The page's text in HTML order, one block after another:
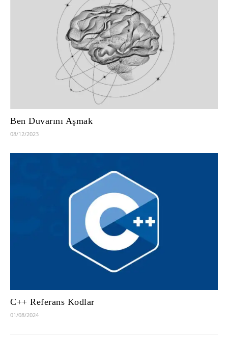
Ben Duvarını Aşmak
08/12/2023
C++ Referans Kodlar
01/08/2024